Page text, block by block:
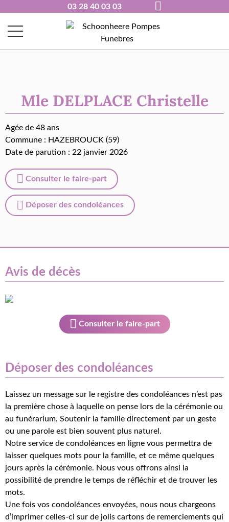
03 28 40 03 03
Mle DELPLACE Christelle
Agée de 48 ans
Commune : HAZEBROUCK (59)
Date de parution : 22 janvier 2026
Consulter le faire-part
Déposer des condoléances
Avis de décès
Consulter le faire-part
Déposer des condoléances
Laissez un message sur le registre des condoléances n’est pas
la première chose à laquelle on pense lors de la cérémonie ou
au funérarium. Soutenir la famille directement par un geste
ou une parole est bien souvent plus naturel.
Notre service de condoléances en ligne vous permettra de
laisser quelques mots pour la famille, et ce même quelques
jours après la cérémonie. Nous vous offrons ainsi la
possibilité de prendre le temps de réfléchir et de trouver les
mots.
Une fois vos condoléances envoyées, nous nous chargeons
d’imprimer celles-ci sur de jolis cartons de remerciements qui